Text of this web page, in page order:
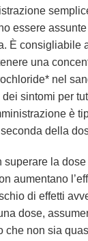
essere
È consigliabile
una
nel
sintomi per
è
della
superare la
aumentano
di effetti
dose,
che non sia